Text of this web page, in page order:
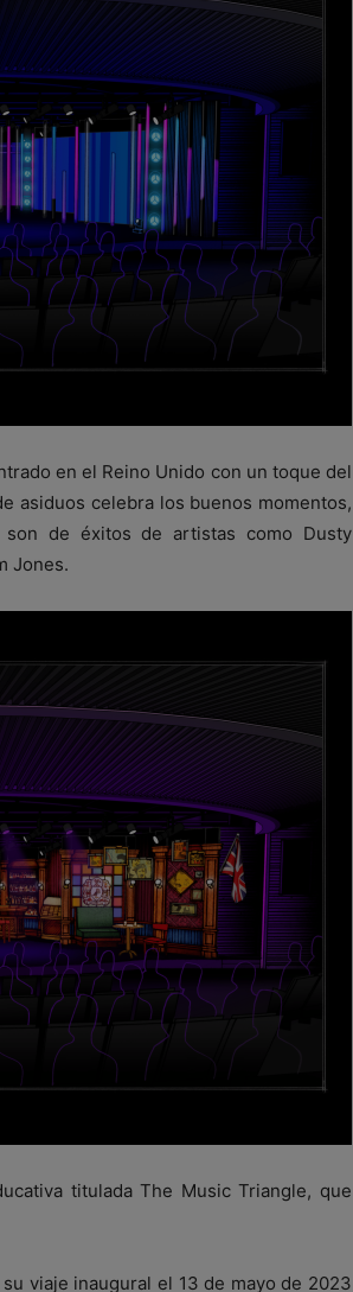
en el Reino Unido con un toque del
asiduos celebra los buenos momentos,
de éxitos de artistas como Dusty
Jones.
titulada The Music Triangle, que
viaje inaugural el 13 de mayo de 2023